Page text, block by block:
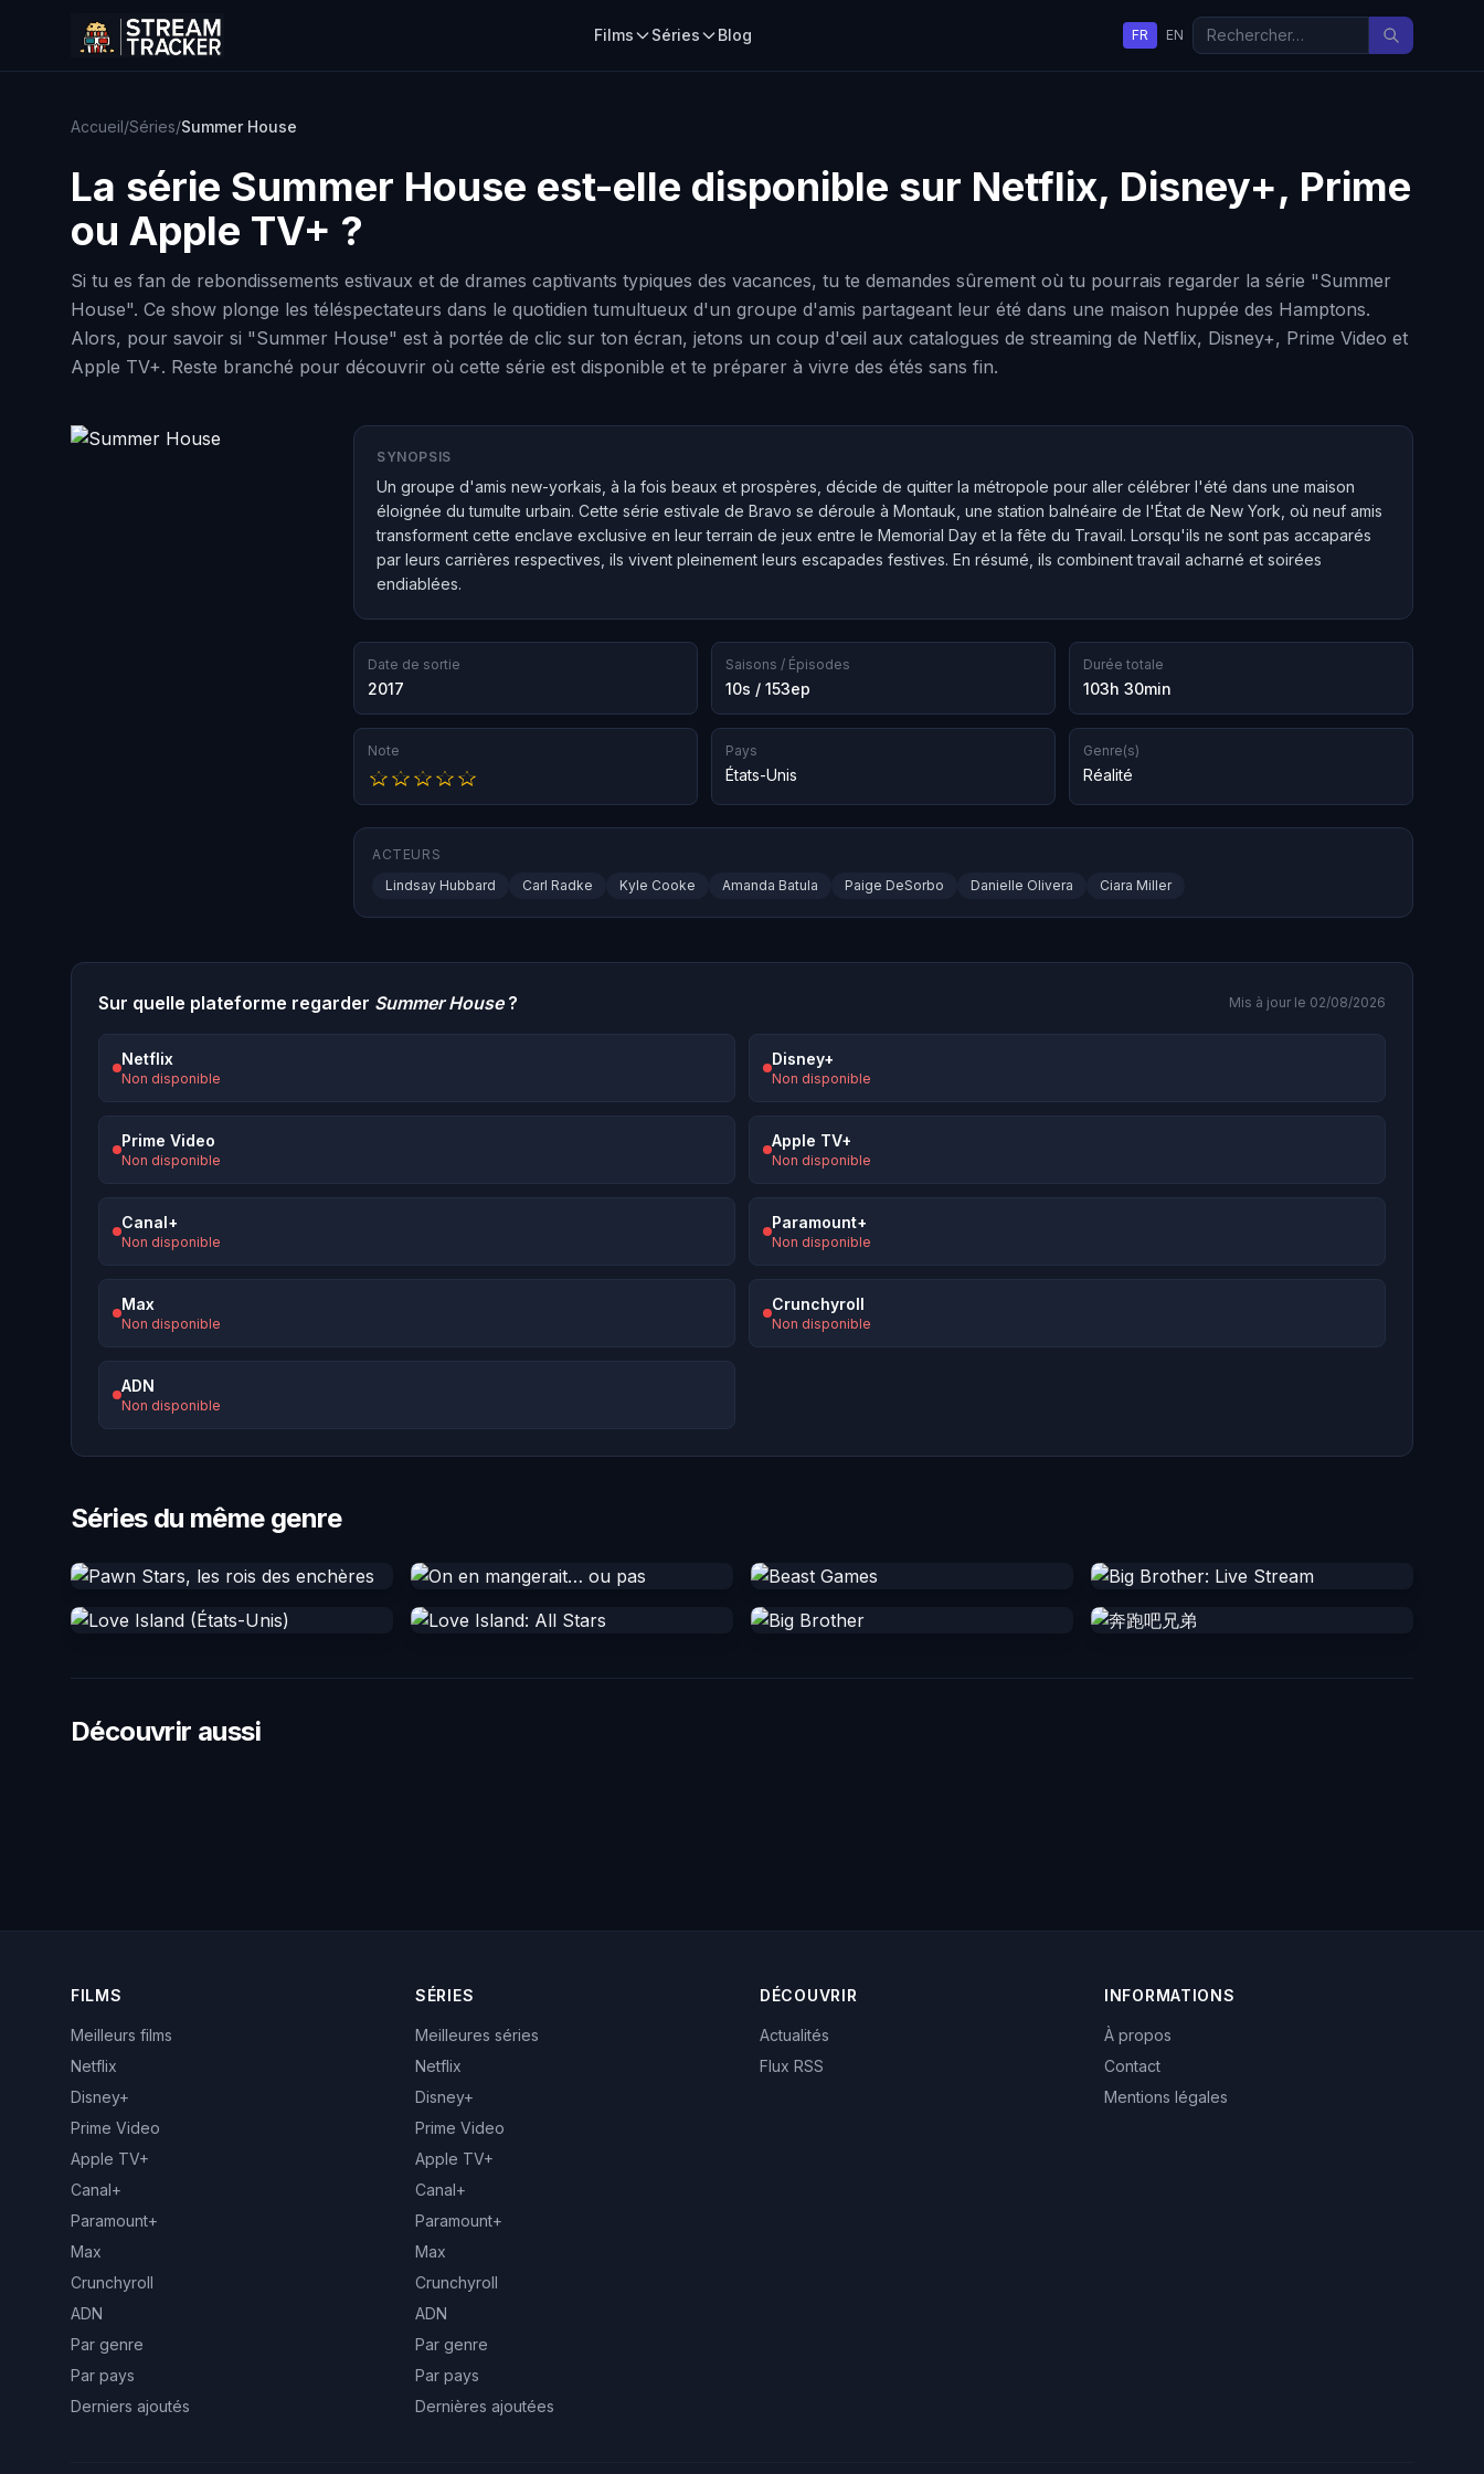
Films Séries Blog FR EN
Accueil/Séries/Summer House
La série Summer House est-elle disponible sur Netflix, Disney+, Prime
ou Apple TV+ ?
Si tu es fan de rebondissements estivaux et de drames captivants typiques des vacances, tu te demandes sûrement où tu pourrais regarder la série "Summer
House". Ce show plonge les téléspectateurs dans le quotidien tumultueux d'un groupe d'amis partageant leur été dans une maison huppée des Hamptons.
Alors, pour savoir si "Summer House" est à portée de clic sur ton écran, jetons un coup d'œil aux catalogues de streaming de Netflix, Disney+, Prime Video et
Apple TV+. Reste branché pour découvrir où cette série est disponible et te préparer à vivre des étés sans fin.
SYNOPSIS
Un groupe d'amis new-yorkais, à la fois beaux et prospères, décide de quitter la métropole pour aller célébrer l'été dans une maison
éloignée du tumulte urbain. Cette série estivale de Bravo se déroule à Montauk, une station balnéaire de l'État de New York, où neuf amis
transforment cette enclave exclusive en leur terrain de jeux entre le Memorial Day et la fête du Travail. Lorsqu'ils ne sont pas accaparés
par leurs carrières respectives, ils vivent pleinement leurs escapades festives. En résumé, ils combinent travail acharné et soirées
endiablées.
Date de sortie
2017
Saisons / Épisodes
10s / 153ep
Durée totale
103h 30min
Note Pays
États-Unis
Genre(s)
Réalité
ACTEURS
Lindsay Hubbard
Carl Radke Kyle Cooke Amanda Batula Paige DeSorbo Danielle Olivera Ciara Miller
Sur quelle plateforme regarder Summer House? Mis à jour le 02/08/2026
Netflix
Non disponible
Disney+
Non disponible
Prime Video
Non disponible
Apple TV+
Non disponible
Canal+
Non disponible
Paramount+
Non disponible
Max
Non disponible
Crunchyroll
Non disponible
ADN
Non disponible
Séries du même genre
Découvrir aussi
FILMS
Meilleurs films
Netflix
Disney+
Prime Video
Apple TV+
Canal+
Paramount+
Max
Crunchyroll
ADN
Par genre
Par pays
Derniers ajoutés
SÉRIES
Meilleures séries
Netflix
Disney+
Prime Video
Apple TV+
Canal+
Paramount+
Max
Crunchyroll
ADN
Par genre
Par pays
Dernières ajoutées
DÉCOUVRIR
Actualités
Flux RSS
INFORMATIONS
À propos
Contact
Mentions légales